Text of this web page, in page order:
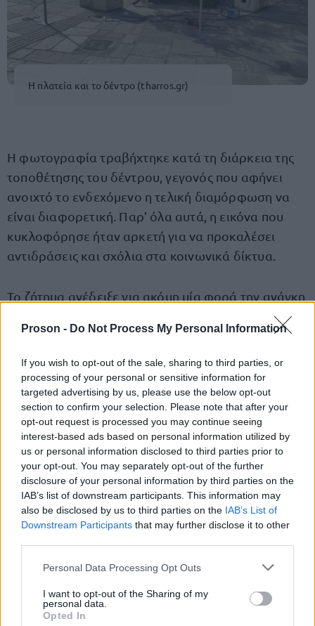
Proson - Do Not Process My Personal Information
If you wish to opt-out of the sale, sharing to third parties, or
processing of your personal or sensitive information for
targeted advertising by us, please use the below opt-out
section to confirm your selection. Please note that after your
opt-out request is processed you may continue seeing
interest-based ads based on personal information utilized by
us or personal information disclosed to third parties prior to
your opt-out. You may separately opt-out of the further
disclosure of your personal information by third parties on the
IAB’s list of downstream participants. This information may
also be disclosed by us to third parties on the IAB’s List of
Downstream Participants that may further disclose it to other
Please note that this website/app uses one or more Google
not limited to your visit or usage behaviour. You may click to
grant or deny consent to Google and its third-party tags to
use your data for below specified purposes in below Google
Personal Data Processing Opt Outs
I want to opt-out of the Sharing of my
personal data.
Opted In
Η πλατεία και το δέντρο (tharros.gr)
Η φωτογραφία τραβήχτηκε κατά τη διάρκεια της
τοποθέτησης του δέντρου, γεγονός που αφήνει
ανοιχτό το ενδεχόμενο η τελική διαμόρφωση να
είναι διαφορετική. Παρ’ όλα αυτά, η εικόνα που
κυκλοφόρησε ήταν αρκετή για να προκαλέσει
αντιδράσεις και σχόλια στα κοινωνικά δίκτυα.
Το ζήτημα ανέδειξε για ακόμη μία φορά την ανάγκη
καθημερινότητα όλων
των πολιτώνκαι ιδιαίτερα όσων αντιμετωπίζουν
προβλήματα όρασης ή κίνησης, στις αποφάσεις που
αφορούν τον δημόσιο χώρο.
ΑΣΕΠ: Πιστοποίηση Αγγλικών σε
μόνο 2 ημέρες στα χέρια σας
ΑΣΕΠ: Εξ αποστάσεως η πιο Εύκολη
μέρες